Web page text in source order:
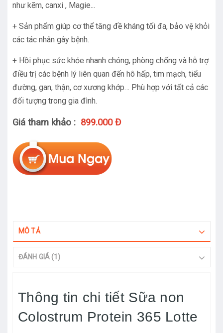
như kẽm, canxi , Magie...
+ Sản phẩm giúp cơ thể tăng đề kháng tối đa, bảo vệ khỏi
các tác nhân gây bệnh.
+ Hồi phục sức khỏe nhanh chóng, phòng chống và hỗ trợ
điều trị các bệnh lý liên quan đến hô hấp, tim mạch, tiểu
đường, gan, thận, cơ xương khớp… Phù hợp với tất cả các
đối tượng trong gia đình.
Giá tham khảo : 899.000 Đ
MÔ TẢ
ĐÁNH GIÁ (1)
Thông tin chi tiết Sữa non
Colostrum Protein 365 Lotte